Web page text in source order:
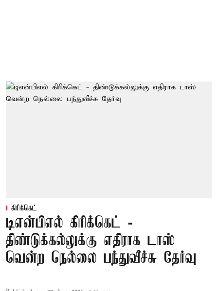
கிரிக்கெட்
டிஎன்பிஎல் கிரிக்கெட் -
திண்டுக்கல்லுக்கு எதிராக டாஸ்
வென்ற நெல்லை பந்துவீச்சு தேர்வு